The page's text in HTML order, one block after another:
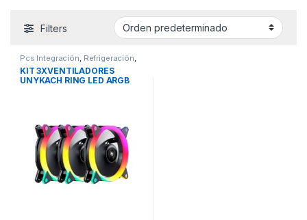
Filters
Pcs Integración, Refrigeración,
Ventiladores de Torre
KIT 3XVENTILADORES
UNYKACH RING LED ARGB